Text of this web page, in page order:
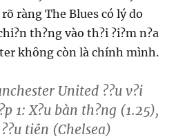
rõ ràng The Blues có lý do
th?ng vào th?i ?i?m n?a
không còn là chính mình.
United ??u v?i
1: X?u bàn th?ng (1.25),
tiên (Chelsea)